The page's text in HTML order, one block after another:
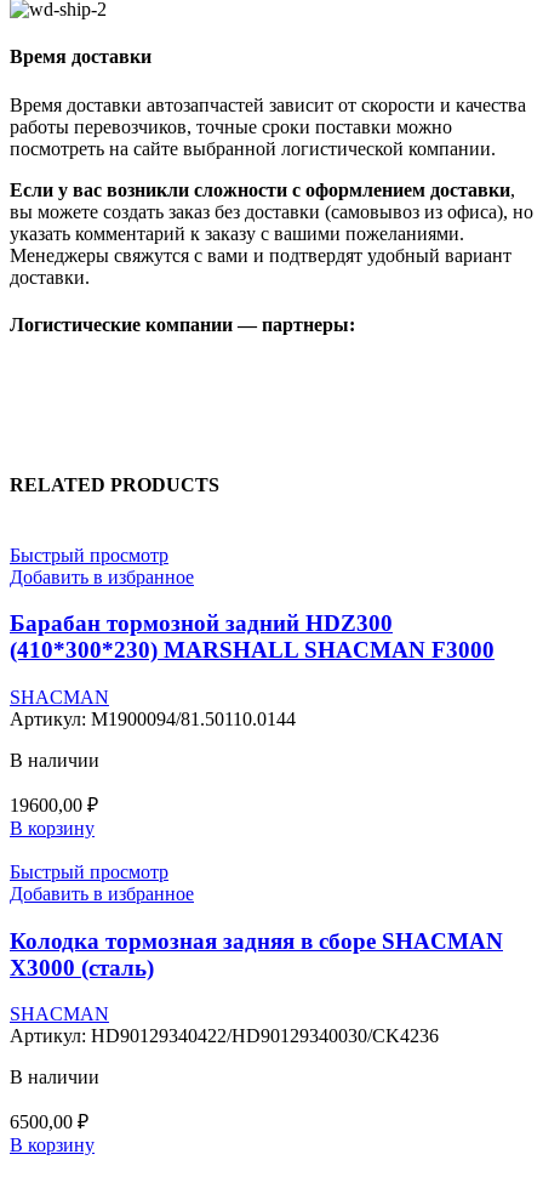
Время доставки
Время доставки автозапчастей зависит от скорости и качества
работы перевозчиков, точные сроки поставки можно
посмотреть на сайте выбранной логистической компании.
Если у вас возникли сложности с оформлением доставки,
вы можете создать заказ без доставки (самовывоз из офиса), но
указать комментарий к заказу с вашими пожеланиями.
Менеджеры свяжутся с вами и подтвердят удобный вариант
доставки.
Логистические компании — партнеры:
RELATED PRODUCTS
Быстрый просмотр
Добавить в избранное
Барабан тормозной задний HDZ300
(410*300*230) MARSHALL SHACMAN F3000
SHACMAN
Артикул: M1900094/81.50110.0144
В наличии
19600,00 ₽
В корзину
Быстрый просмотр
Добавить в избранное
Колодка тормозная задняя в сборе SHACMAN
X3000 (сталь)
SHACMAN
Артикул: HD90129340422/HD90129340030/CK4236
В наличии
6500,00 ₽
В корзину